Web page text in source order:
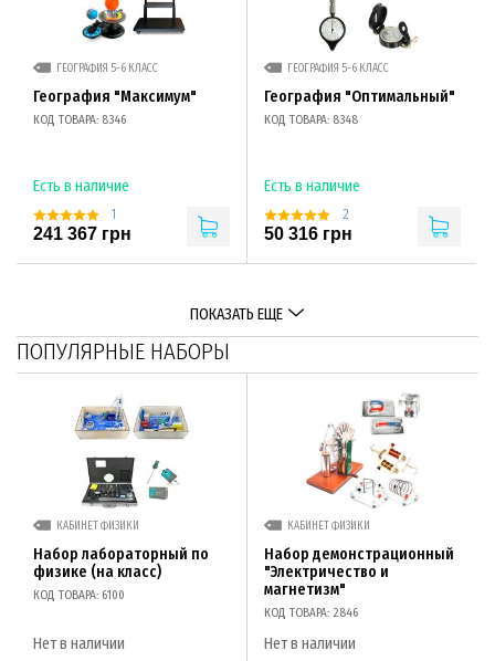
ГЕОГРАФИЯ 5-6 КЛАСС
География "Максимум"
КОД ТОВАРА: 8346
Есть в наличие
1
241 367 грн
ГЕОГРАФИЯ 5-6 КЛАСС
География "Оптимальный"
КОД ТОВАРА: 8348
Есть в наличие
2
50 316 грн
ПОКАЗАТЬ ЕЩЕ
ПОПУЛЯРНЫЕ НАБОРЫ
КАБИНЕТ ФИЗИКИ
Набор лабораторный по
физике (на класс)
КОД ТОВАРА: 6100
Нет в наличии
КАБИНЕТ ФИЗИКИ
Набор демонстрационный
"Электричество и
магнетизм"
КОД ТОВАРА: 2846
Нет в наличии